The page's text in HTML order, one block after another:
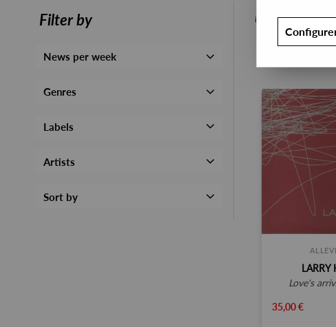
Filter by
News per week
Genres
Labels
Artists
Sort by
PRESALES
LARRY
love's
35,00 €